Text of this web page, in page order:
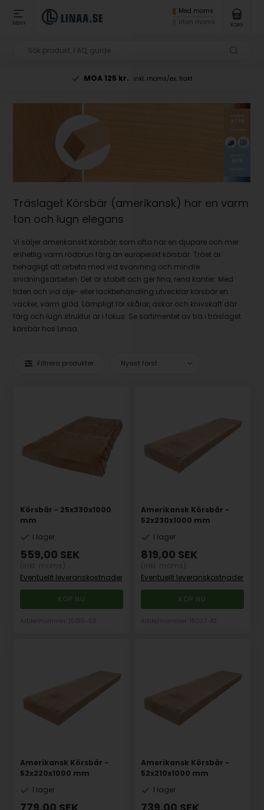
MENY
Med moms
Utan moms
KORG
MOA 125 kr. inkl. moms/ex. frakt
Träslaget Körsbär (amerikansk) har en varm
ton och lugn elegans
Vi säljer amerikanskt körsbär, som ofta har en djupare och mer
enhetlig varm rödbrun färg än europeiskt körsbär. Träet är
behagligt att arbeta med vid svarvning och mindre
snidningsarbeten. Det är stabilt och ger fina, rena kanter. Med
tiden och vid olje- eller lackbehandling utvecklar körsbär en
vacker, varm glöd. Lämpligt för skålar, askar och knivskaft där
färg och lugn struktur är i fokus. Se sortimentet av trä i träslaget
körsbär hos Linaa.
Filtrera produkter
Körsbär - 25x330x1000
mm
I lager
559,00 SEK
Eventuellt leveranskostnader
Amerikansk Körsbär -
52x230x1000 mm
I lager
819,00 SEK
Eventuellt leveranskostnader
Amerikansk Körsbär -
52x220x1000 mm
I lager
Amerikansk Körsbär -
52x210x1000 mm
I lager